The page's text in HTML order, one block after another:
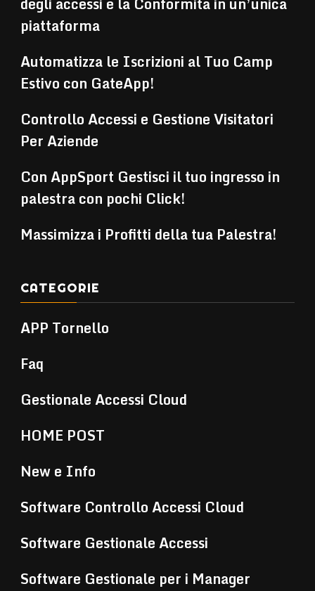
piattaforma
Automatizza le Iscrizioni al Tuo Camp
Estivo con GateApp!
Controllo Accessi e Gestione Visitatori
Per Aziende
Con AppSport Gestisci il tuo ingresso in
palestra con pochi Click!
Massimizza i Profitti della tua Palestra!
CATEGORIE
APP Tornello
Faq
Gestionale Accessi Cloud
HOME POST
New e Info
Software Controllo Accessi Cloud
Software Gestionale Accessi
Software Gestionale per i Manager